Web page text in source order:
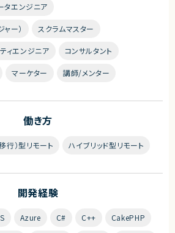
タエンジニア
ー） スクラムマスター
ィエンジニア コンサルタント
マーケター 講師/メンター
働き方
行）型リモート ハイブリッド型リモート
開発経験
Azure C# C++ CakePHP